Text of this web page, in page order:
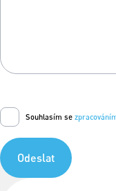
Souhlasím se
Odeslat